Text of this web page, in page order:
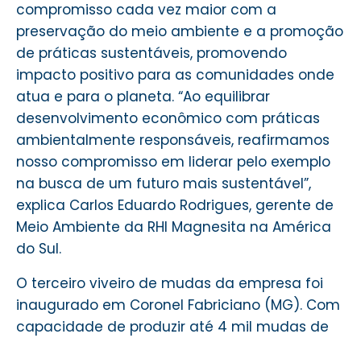
compromisso cada vez maior com a
preservação do meio ambiente e a promoção
de práticas sustentáveis, promovendo
impacto positivo para as comunidades onde
atua e para o planeta. “Ao equilibrar
desenvolvimento econômico com práticas
ambientalmente responsáveis, reafirmamos
nosso compromisso em liderar pelo exemplo
na busca de um futuro mais sustentável”,
explica Carlos Eduardo Rodrigues, gerente de
Meio Ambiente da RHI Magnesita na América
do Sul.
O terceiro viveiro de mudas da empresa foi
inaugurado em Coronel Fabriciano (MG). Com
capacidade de produzir até 4 mil mudas de